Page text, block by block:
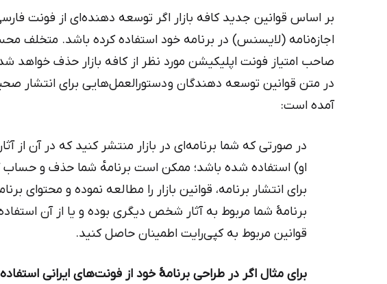
بر اساس قوانین جدید کافه بازار اگر توسعه دهنده‌ای از فونت
اجازه‌نامه (لایسنس) در برنامه خود استفاده کرده باشد.
صاحب امتیاز فونت اپلیکیشن مورد نظر از کافه بازار حذف خواهد
در متن قوانین توسعه دهندگان و دستورالعمل‌هایی برای انتشار
آمده است:
در صورتی که شما برنامه‌ای در بازار منتشر کنید که در آن از
او) استفاده شده باشد؛ ممکن است برنامه‌ٔ شما حذف و حساب
برای انتشار برنامه، قوانین بازار را مطالعه نموده و محتوای
برنامهٔ شما مربوط به آثار شخص دیگری بوده و یا از آن
قوانین مربوط به کپی‌رایت اطمینان حاصل کنید.
برای مثال اگر در طراحی برنامهٔ خود از فونت‌های ایرانی